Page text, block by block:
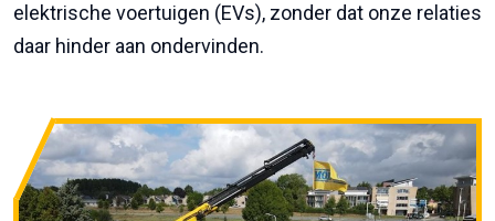
elektrische voertuigen (EVs), zonder dat onze relaties
daar hinder aan ondervinden.